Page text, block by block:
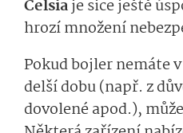
Celsiaje sice ještě
hrozí množení
Pokud bojler nemáte
delší dobu (např. z
dovolené apod.),